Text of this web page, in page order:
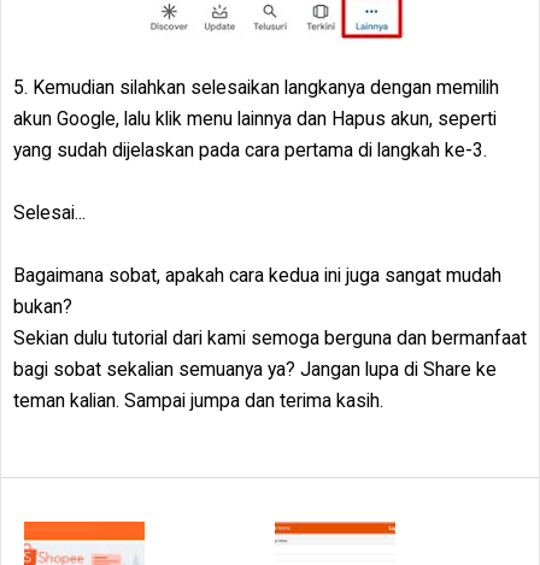
5. Kemudian silahkan selesaikan langkanya dengan memilih
akun Google, lalu klik menu lainnya dan Hapus akun, seperti
yang sudah dijelaskan pada cara pertama di langkah ke-3.
Selesai...
Bagaimana sobat, apakah cara kedua ini juga sangat mudah
bukan?
Sekian dulu tutorial dari kami semoga berguna dan bermanfaat
bagi sobat sekalian semuanya ya? Jangan lupa di Share ke
teman kalian. Sampai jumpa dan terima kasih.